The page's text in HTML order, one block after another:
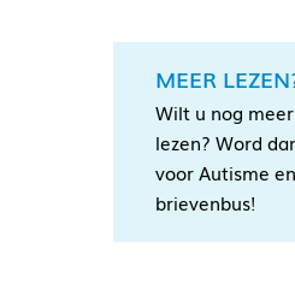
MEER
Wilt u nog
lezen? Word
voor Autisme
brievenbus!